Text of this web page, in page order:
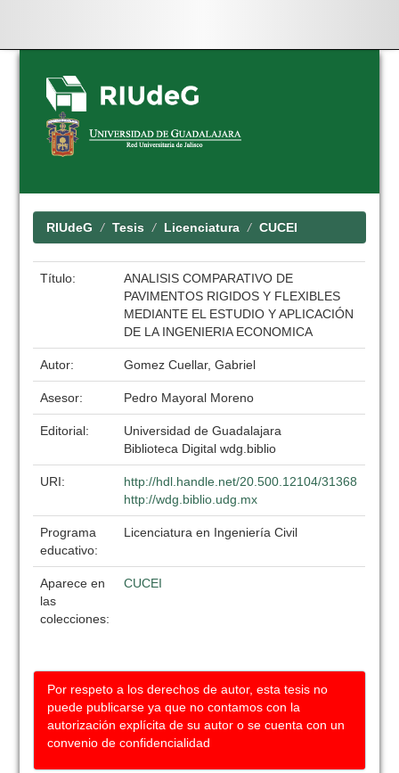
Skip
navigation
RIUdeG Tesis Licenciatura CUCEI
Título:
ANALISIS COMPARATIVO DE
PAVIMENTOS RIGIDOS Y FLEXIBLES
MEDIANTE EL ESTUDIO Y APLICACIÓN
DE LA INGENIERIA ECONOMICA
Autor: Gomez Cuellar, Gabriel
Asesor: Pedro Mayoral Moreno
Editorial:
Universidad de Guadalajara
Biblioteca Digital wdg.biblio
URI:
http://hdl.handle.net/20.500.12104/31368
http://wdg.biblio.udg.mx
Programa
educativo:
Licenciatura en Ingeniería Civil
Aparece en
las
colecciones:
CUCEI
Por respeto a los derechos de autor, esta tesis no
puede publicarse ya que no contamos con la
autorización explícita de su autor o se cuenta con un
convenio de confidencialidad